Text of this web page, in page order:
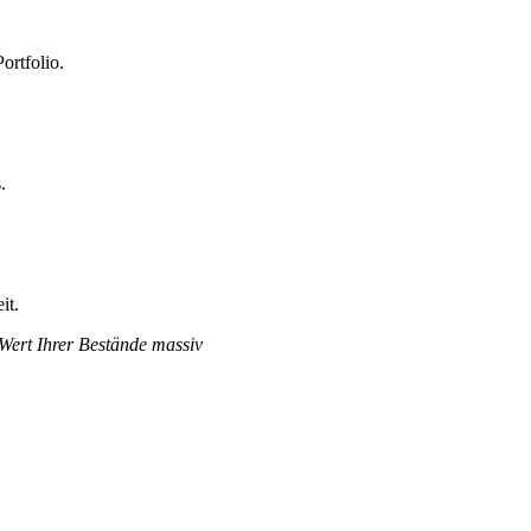
Ihrer Bestände massiv